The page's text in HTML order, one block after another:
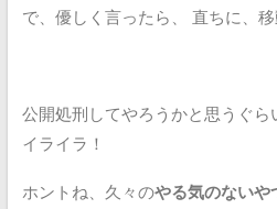
で、優しく言ったら、
直ちに、
公開処刑してやろうかと思うぐら
イライラ！
ホントね、久々のやる気のないや